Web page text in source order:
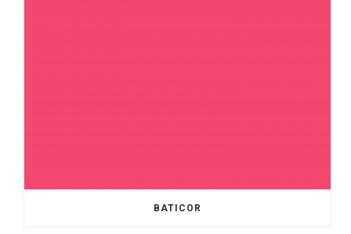
BATICOR